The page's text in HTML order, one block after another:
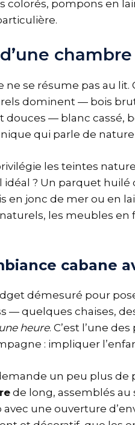
colorés, pompons en
ne se résume pas au
dominent — bois
— blanc cassé,
qui parle de
les teintes
idéal ? Un parquet
en jonc de mer ou en
les meubles
cabane
démesuré pour
— quelques chaises,
heure. C’est l’une
: impliquer
un peu plus de
de long, assemblés
une ouverture